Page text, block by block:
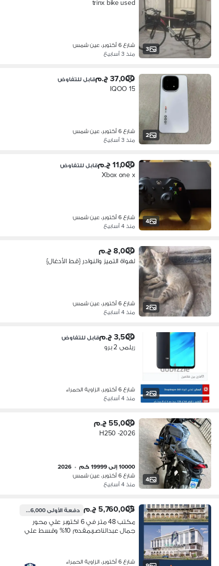
3
trinx bike used
شارع 6 أكتوبر، عين شمس
منذ 3 أسابيع
2
37,000 ج.م قابل للتفاوض
IQOO 15
شارع 6 أكتوبر، عين شمس
منذ 3 أسابيع
4
11,000 ج.م قابل للتفاوض
Xbox one x
شارع 6 أكتوبر، عين شمس
منذ 4 أسابيع
2
8,000 ج.م
لهواة التميز والنوادر {قط الأدغال}
شارع 6 أكتوبر، عين شمس
منذ 4 أسابيع
2
3,500 ج.م قابل للتفاوض
ريلمى 2 برو
شارع 6 أكتوبر، الزاوية الحمراء
منذ 4 أسابيع
4
55,000 ج.م
H250 -2026
10000 إلى 19999 كم •
2026
شارع 6 أكتوبر، عين شمس
منذ 4 أسابيع
5,760,005 ج.م دفعة الأولى576,000 ج.م
مكتب 48 متر في 6 اكتوبر علي محور
جمال عبدالناصربمقدم 10% وقسط علي
شارع 6 أكتوبر، الزاوية الحمراء